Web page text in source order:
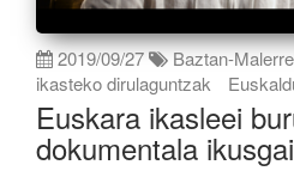
2019/09/27 Baztan-
ikasteko dirulaguntzak
Euskara ikasleei
dokumentala ikusgai